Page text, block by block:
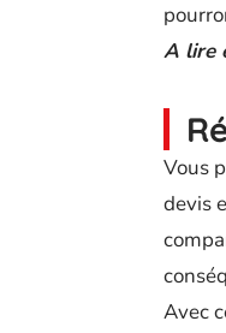
A lire
Vous
devis
Avec